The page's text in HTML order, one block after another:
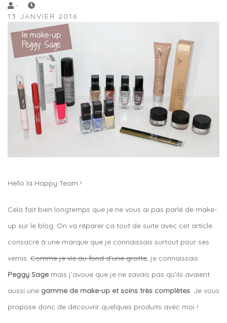
by
Lola
Sample
-
13 JANVIER 2016
Hello la Happy Team !
Cela fait bien longtemps que je ne vous ai pas parlé de make-
up sur le blog. On va réparer ça tout de suite avec cet article
consacré à une marque que je connaissais surtout pour ses
vernis. Comme je vis au fond d’une grotte , je connaissais
Peggy Sage mais j’avoue que je ne savais pas qu’ils avaient
aussi une gamme de make-up et soins très complètes . Je vous
propose donc de découvrir quelques produits avec moi !